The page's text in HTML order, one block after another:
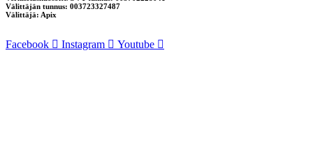
Välittäjän tunnus: 003723327487
Välittäjä: Apix
Facebook Instagram Youtube